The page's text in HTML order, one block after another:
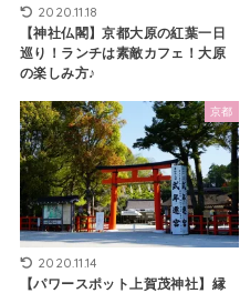
2020.11.18
【神社仏閣】京都大原の紅葉一日
巡り！ランチは素敵カフェ！大原
の楽しみ方♪
京都
2020.11.14
【パワースポット上賀茂神社】縁